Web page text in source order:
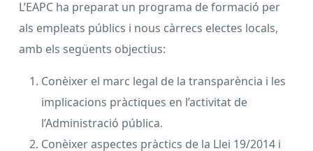
L’EAPC ha preparat un programa de formació per
als empleats públics i nous càrrecs electes locals,
amb els següents objectius:
Conèixer el marc legal de la transparència i les
implicacions pràctiques en l’activitat de
l’Administració pública.
Conèixer aspectes pràctics de la Llei 19/2014 i